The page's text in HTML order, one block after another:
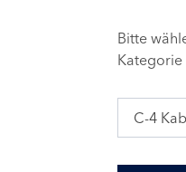
Bitte
C-4